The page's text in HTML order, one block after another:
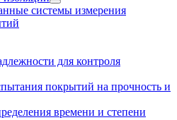
системы измерения
для контроля
покрытий на прочность и
времени и степени